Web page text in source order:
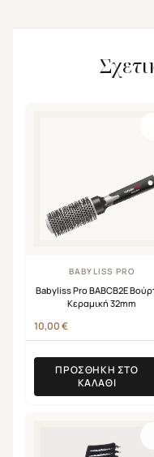
BABYLISS PRO
Babyliss Pro BABCB2E
Κεραμική 32mm
10,00€
ΠΡΟΣΘΉΚΗ ΣΤΟ
ΚΑΛΆΘΙ